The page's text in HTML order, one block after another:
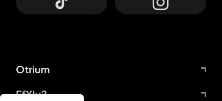
Otrium
FfYIy2